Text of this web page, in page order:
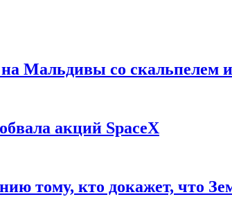
Мальдивы со скальпелем
акций SpaceX
тому, кто докажет, что